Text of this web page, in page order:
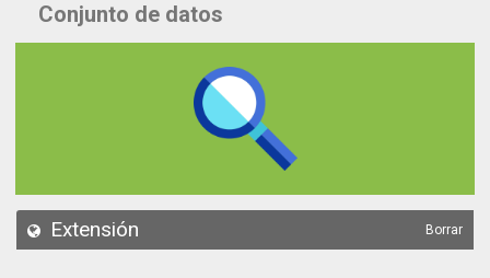
Datos
API
Conjunto de datos
Extensión Borrar